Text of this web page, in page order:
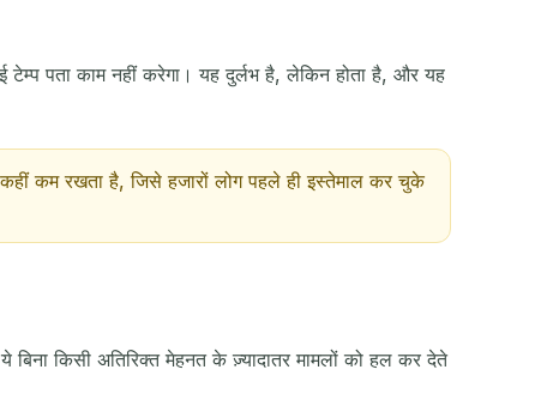
पता काम नहीं करेगा। यह दुर्लभ है, लेकिन होता है, और यह
कम रखता है, जिसे हजारों लोग पहले ही इस्तेमाल कर चुके
किसी अतिरिक्त मेहनत के ज़्यादातर मामलों को हल कर देते